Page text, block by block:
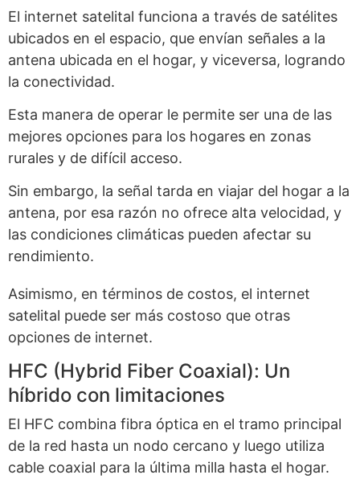
El internet satelital funciona a través de satélites
ubicados en el espacio, que envían señales a la
antena ubicada en el hogar, y viceversa, logrando
la conectividad.
Esta manera de operar le permite ser una de las
mejores opciones para los hogares en zonas
rurales y de difícil acceso.
Sin embargo, la señal tarda en viajar del hogar a la
antena, por esa razón no ofrece alta velocidad, y
las condiciones climáticas pueden afectar su
rendimiento.
Asimismo, en términos de costos, el internet
satelital puede ser más costoso que otras
opciones de internet.
HFC (Hybrid Fiber Coaxial): Un
híbrido con limitaciones
El HFC combina fibra óptica en el tramo principal
de la red hasta un nodo cercano y luego utiliza
cable coaxial para la última milla hasta el hogar.